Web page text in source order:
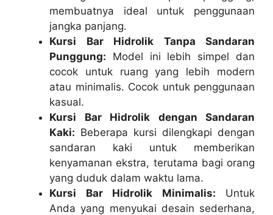
membuatnya ideal untuk penggunaan
jangka panjang.
Kursi Bar Hidrolik Tanpa Sandaran
Punggung: Model ini lebih simpel dan
cocok untuk ruang yang lebih modern
atau minimalis. Cocok untuk penggunaan
kasual.
Kursi Bar Hidrolik dengan Sandaran
Kaki: Beberapa kursi dilengkapi dengan
sandaran kaki untuk memberikan
kenyamanan ekstra, terutama bagi orang
yang duduk dalam waktu lama.
Kursi Bar Hidrolik Minimalis: Untuk
Anda yang menyukai desain sederhana,